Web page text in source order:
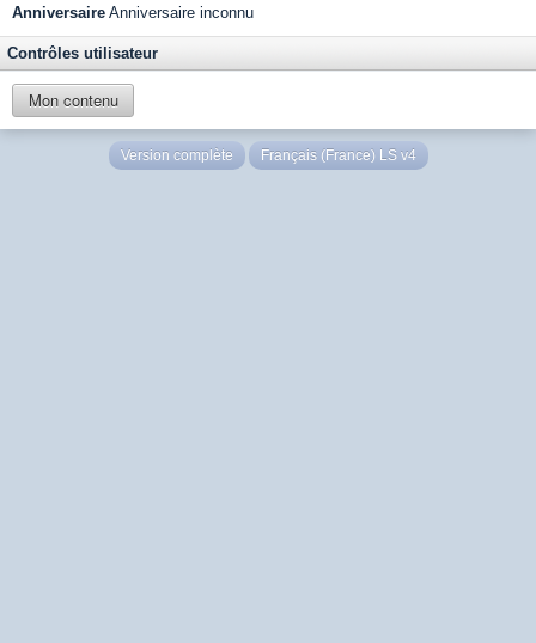
Anniversaire Anniversaire inconnu
Contrôles utilisateur
Mon contenu
Version complète Français (France) LS v4